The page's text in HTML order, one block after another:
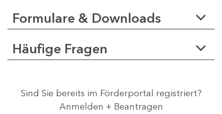
Formulare & Downloads
Häufige Fragen
Sind Sie bereits im Förderportal registriert?
Anmelden + Beantragen